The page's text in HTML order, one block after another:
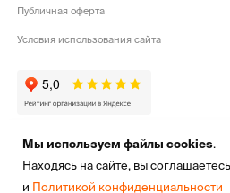
pike.ru © 2010 - 2026 |
отдыха от мировых
Публичная оферта
Условия использования сайта
Мы используем файлы cookies.
Находясь на сайте, вы
и Политикой конфиденциальности